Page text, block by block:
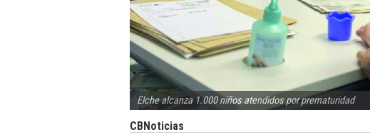
Elche alcanza 1.000 niños atendidos por prematuridad
CBNoticias